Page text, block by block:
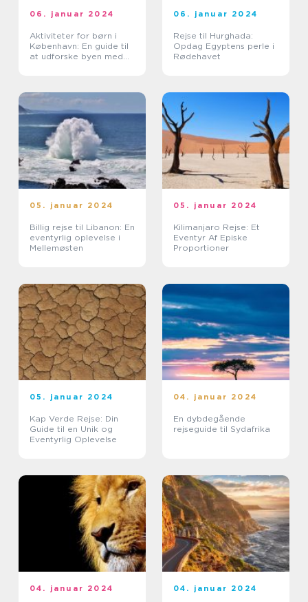
06. januar 2024
Aktiviteter for børn i
København: En guide til
at udforske byen med
06. januar 2024
Rejse til Hurghada:
Opdag Egyptens perle i
Rødehavet
05. januar 2024
Billig rejse til Libanon: En
eventyrlig oplevelse i
Mellemøsten
05. januar 2024
Kilimanjaro Rejse: Et
Eventyr Af Episke
Proportioner
05. januar 2024
Kap Verde Rejse: Din
Guide til en Unik og
Eventyrlig Oplevelse
04. januar 2024
En dybdegående
rejseguide til Sydafrika
04. januar 2024 04. januar 2024